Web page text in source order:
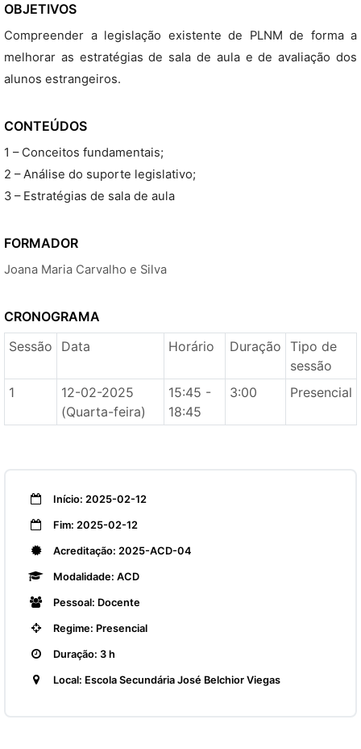
OBJETIVOS
Compreender a legislação existente de PLNM de forma a
melhorar as estratégias de sala de aula e de avaliação dos
alunos estrangeiros.
CONTEÚDOS
1 – Conceitos fundamentais;
2 – Análise do suporte legislativo;
3 – Estratégias de sala de aula
FORMADOR
Joana Maria Carvalho e Silva
CRONOGRAMA
Sessão
Data Horário Duração Tipo de
sessão
1
12-02-2025
(Quarta-feira)
15:45 -
18:45
3:00 Presencial
Início: 2025-02-12
Fim: 2025-02-12
Acreditação: 2025-ACD-04
Modalidade: ACD
Pessoal: Docente
Regime: Presencial
Duração: 3 h
Local: Escola Secundária José Belchior Viegas